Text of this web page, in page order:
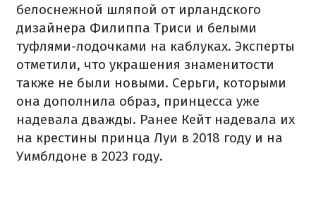
белоснежной шляпой от ирландского
дизайнера Филиппа Триси и белыми
туфлями-лодочками на каблуках. Эксперты
отметили, что украшения знаменитости
также не были новыми. Серьги, которыми
она дополнила образ, принцесса уже
надевала дважды. Ранее Кейт надевала их
на крестины принца Луи в 2018 году и на
Уимблдоне в 2023 году.